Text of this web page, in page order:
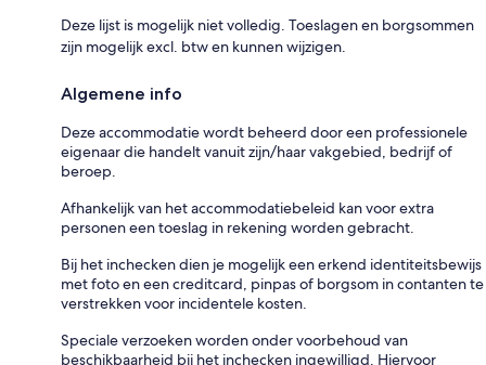
Deze lijst is mogelijk niet volledig. Toeslagen en borgsommen
zijn mogelijk excl. btw en kunnen wijzigen.
Algemene info
Deze accommodatie wordt beheerd door een professionele
eigenaar die handelt vanuit zijn/haar vakgebied, bedrijf of
beroep.
Afhankelijk van het accommodatiebeleid kan voor extra
personen een toeslag in rekening worden gebracht.
Bij het inchecken dien je mogelijk een erkend identiteitsbewijs
met foto en een creditcard, pinpas of borgsom in contanten te
verstrekken voor incidentele kosten.
Speciale verzoeken worden onder voorbehoud van
beschikbaarheid bij het inchecken ingewilligd. Hiervoor